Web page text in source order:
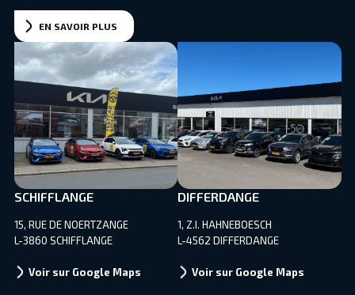
SCHIFFLANGE
15, RUE DE NOERTZANGE
L-3860 SCHIFFLANGE
Voir sur Google Maps
DIFFERDANGE
1, Z.I. HAHNEBOESCH
L-4562 DIFFERDANGE
Voir sur Google Maps
EN SAVOIR PLUS